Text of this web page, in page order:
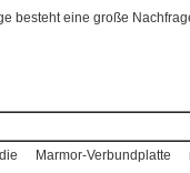
besteht eine große
Marmor-Verbundplatte